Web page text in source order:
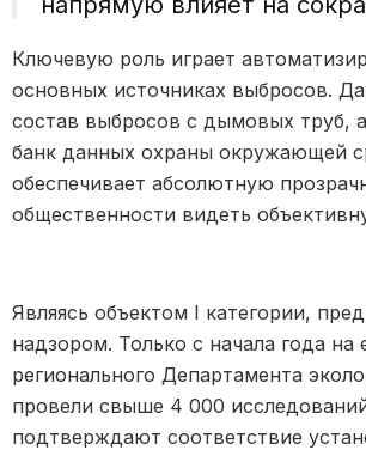
Ключевую роль играет
основных источниках выбросов.
состав выбросов с дымовых труб,
банк данных охраны окружающей
обеспечивает абсолютную
общественности видеть
Являясь объектом I категории,
надзором. Только с начала года
регионального Департамента
провели свыше 4 000
подтверждают соответствие